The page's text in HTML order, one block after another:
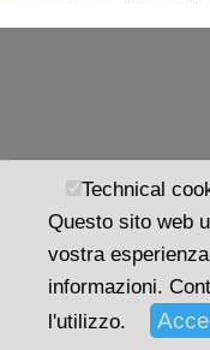
Technical
Questo sito web
vostra
informazioni.
l'utilizzo.